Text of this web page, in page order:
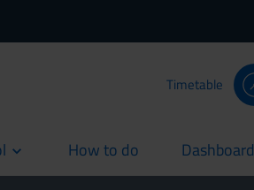
Timetable
How to do
current Dashboard
current